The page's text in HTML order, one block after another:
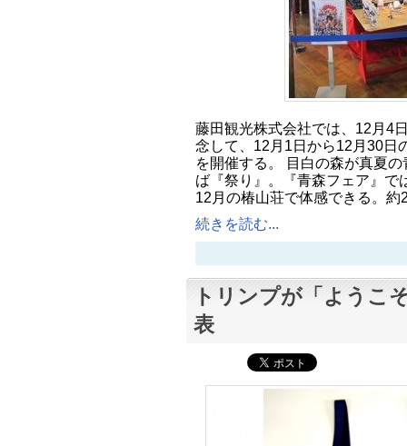
藤田観光株式会社では、12月4
念して、12月1日から12月30日
を開催する。 目白の森が真夏
ば『祭り』。『青森フェア』で
12月の椿山荘で体感できる。
続きを読む...
トリンプが「ようこ
表